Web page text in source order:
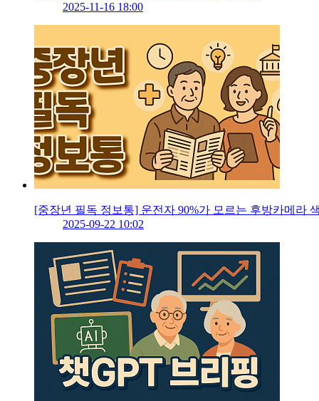
2025-11-16 18:00
[중장년 필독 정보통] 운전자 90%가 모르는 후방카메라
2025-09-22 10:02